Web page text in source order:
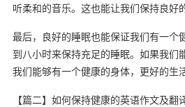
听柔和的音乐。这也能让我们保持良好
最后，良好的睡眠也能保证我们有一个
到八小时来保持充足的睡眠。如果我们
我们能够有一个健康的身体，更好的生活
【篇二】如何保持健康的英语作文及翻